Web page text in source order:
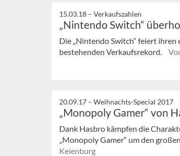
15.03.18 – Verkaufszahlen
„Nintendo Switch“
Die „Nintendo Switch“ feiert
bestehenden Verkaufsrekord.
20.09.17 – Weihnachts-Special 2017
„Monopoly Gamer“ von
Dank Hasbro kämpfen die
„Monopoly Gamer“ um den
Keienburg